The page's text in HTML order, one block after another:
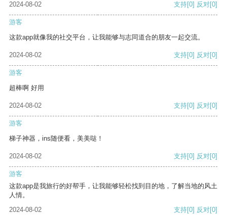
2024-08-02 支持[0] 反对[0]
游客
这款app就像我的社交平台，让我能够与志同道合的朋友一起交流。
2024-08-02 支持[0] 反对[0]
游客
超棒啊 好用
2024-08-02 支持[0] 反对[0]
游客
梯子神器，ins随便看，美美哒！
2024-08-02 支持[0] 反对[0]
游客
这款app是我旅行的好帮手，让我能够轻松找到目的地，了解当地的风土
人情。
2024-08-02
支持[0] 反对[0]